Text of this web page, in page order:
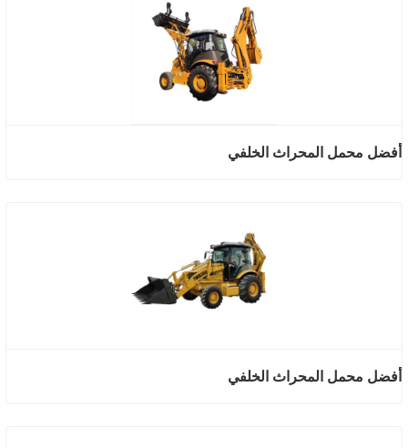
أفضل محمل المحراث الخلفي
أفضل محمل المحراث الخلفي